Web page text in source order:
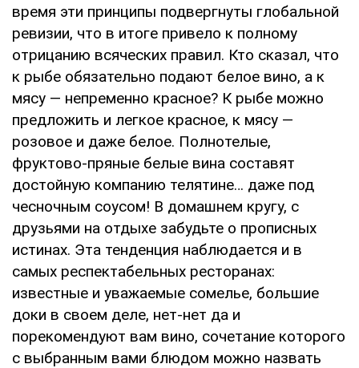
время эти принципы подвергнуты глобальной
ревизии, что в итоге привело к полному
отрицанию всяческих правил. Кто сказал, что
к рыбе обязательно подают белое вино, а к
мясу — непременно красное? К рыбе можно
предложить и легкое красное, к мясу —
розовое и даже белое. Полнотелые,
фруктово-пряные белые вина составят
достойную компанию телятине… даже под
чесночным соусом! В домашнем кругу, с
друзьями на отдыхе забудьте о прописных
истинах. Эта тенденция наблюдается и в
самых респектабельных ресторанах:
известные и уважаемые сомелье, большие
доки в своем деле, нет-нет да и
порекомендуют вам вино, сочетание которого
с выбранным вами блюдом можно назвать